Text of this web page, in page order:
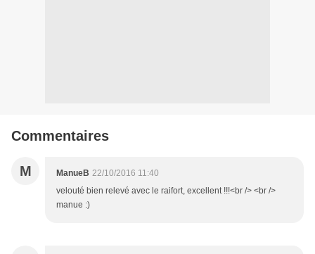
Commentaires
M ManueB 22/10/2016 11:40
velouté bien relevé avec le raifort, excellent !!!<br /> <br />
manue :)